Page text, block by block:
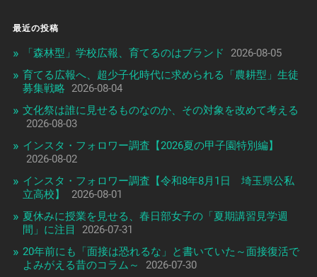
最近の投稿
「森林型」学校広報、育てるのはブランド
2026-08-05
育てる広報へ、超少子化時代に求められる「農耕型」生徒
募集戦略
2026-08-04
文化祭は誰に見せるものなのか、その対象を改めて考える
2026-08-03
インスタ・フォロワー調査【2026夏の甲子園特別編】
2026-08-02
インスタ・フォロワー調査【令和8年8月1日 埼玉県公私
立高校】
2026-08-01
夏休みに授業を見せる、春日部女子の「夏期講習見学週
間」に注目
2026-07-31
20年前にも「面接は恐れるな」と書いていた～面接復活で
よみがえる昔のコラム～
2026-07-30